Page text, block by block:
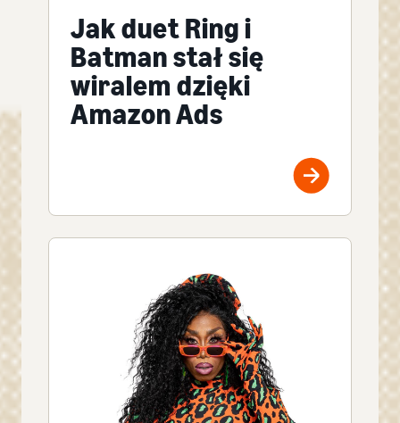
Jak duet Ring i
Batman stał się
wiralem dzięki
Amazon Ads